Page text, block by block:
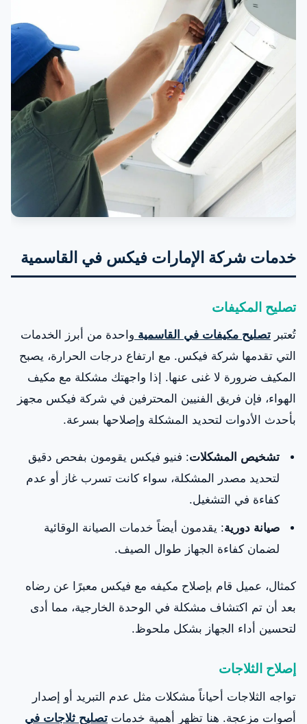
خدمات شركة الإمارات فيكس في القاسمية
تصليح المكيفات
تُعتبر تصليح مكيفات في القاسمية واحدة من أبرز الخدمات
التي تقدمها شركة فيكس. مع ارتفاع درجات الحرارة، يصبح
المكيف ضرورة لا غنى عنها. إذا واجهتك مشكلة مع مكيف
الهواء، فإن فريق الفنيين المحترفين في شركة فيكس مجهز
بأحدث الأدوات لتحديد المشكلة وإصلاحها بسرعة.
تشخيص المشكلات: فنيو فيكس يقومون بفحص دقيق
لتحديد مصدر المشكلة، سواء كانت تسرب غاز أو عدم
كفاءة في التشغيل.
صيانة دورية: يقدمون أيضاً خدمات الصيانة الوقائية
لضمان كفاءة الجهاز طوال الصيف.
كمثال، عميل قام بإصلاح مكيفه مع فيكس معبرًا عن رضاه
بعد أن تم اكتشاف مشكلة في الوحدة الخارجية، مما أدى
لتحسين أداء الجهاز بشكل ملحوظ.
إصلاح الثلاجات
تواجه الثلاجات أحياناً مشكلات مثل عدم التبريد أو إصدار
أصوات مزعجة. هنا تظهر أهمية خدمات تصليح ثلاجات في